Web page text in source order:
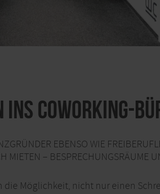
ins Coworking-
EBENSO WIE
MIETEN – BESPRECHUNGSRÄUME
die Möglichkeit, nicht nur einen